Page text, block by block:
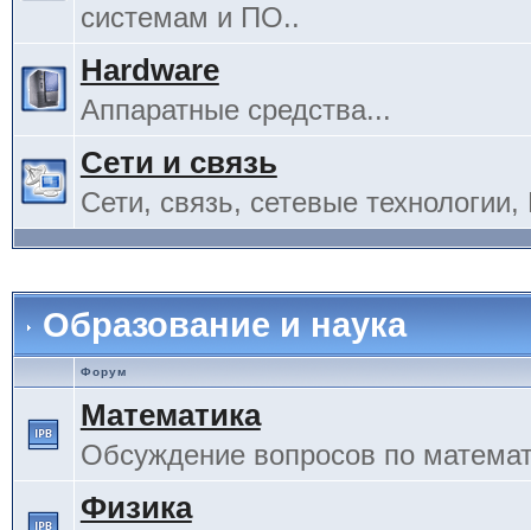
системам и ПО..
Hardware
Аппаратные средства...
Сети и связь
Сети, связь, сетевые технологии,
Образование и наука
Форум
Математика
Обсуждение вопросов по
Физика